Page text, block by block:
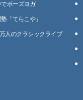
でボーズヨガ
「てらこや」
⼈のクラシックライブ